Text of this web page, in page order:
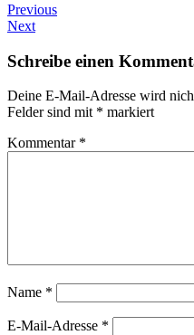
Previous
Next
Schreibe einen
Deine E-Mail-Adresse wird
Felder sind mit * markiert
Kommentar *
Name *
E-Mail-Adresse *